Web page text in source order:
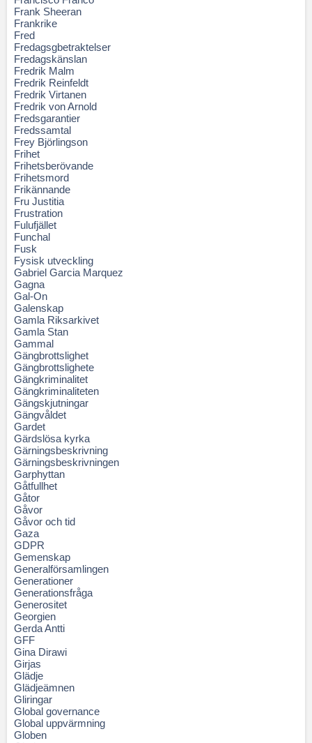
Frank Sheeran
Frankrike
Fred
Fredagsgbetraktelser
Fredagskänslan
Fredrik Malm
Fredrik Reinfeldt
Fredrik Virtanen
Fredrik von Arnold
Fredsgarantier
Fredssamtal
Frey Björlingson
Frihet
Frihetsberövande
Frihetsmord
Frikännande
Fru Justitia
Frustration
Fulufjället
Funchal
Fusk
Fysisk utveckling
Gabriel Garcia Marquez
Gagna
Gal-On
Galenskap
Gamla Riksarkivet
Gamla Stan
Gammal
Gängbrottslighet
Gängbrottslighete
Gängkriminalitet
Gängkriminaliteten
Gängskjutningar
Gängvåldet
Gardet
Gärdslösa kyrka
Gärningsbeskrivning
Gärningsbeskrivningen
Garphyttan
Gåtfullhet
Gåtor
Gåvor
Gåvor och tid
Gaza
GDPR
Gemenskap
Generalförsamlingen
Generationer
Generationsfråga
Generositet
Georgien
Gerda Antti
GFF
Gina Dirawi
Girjas
Glädje
Glädjeämnen
Gliringar
Global governance
Global uppvärmning
Globen